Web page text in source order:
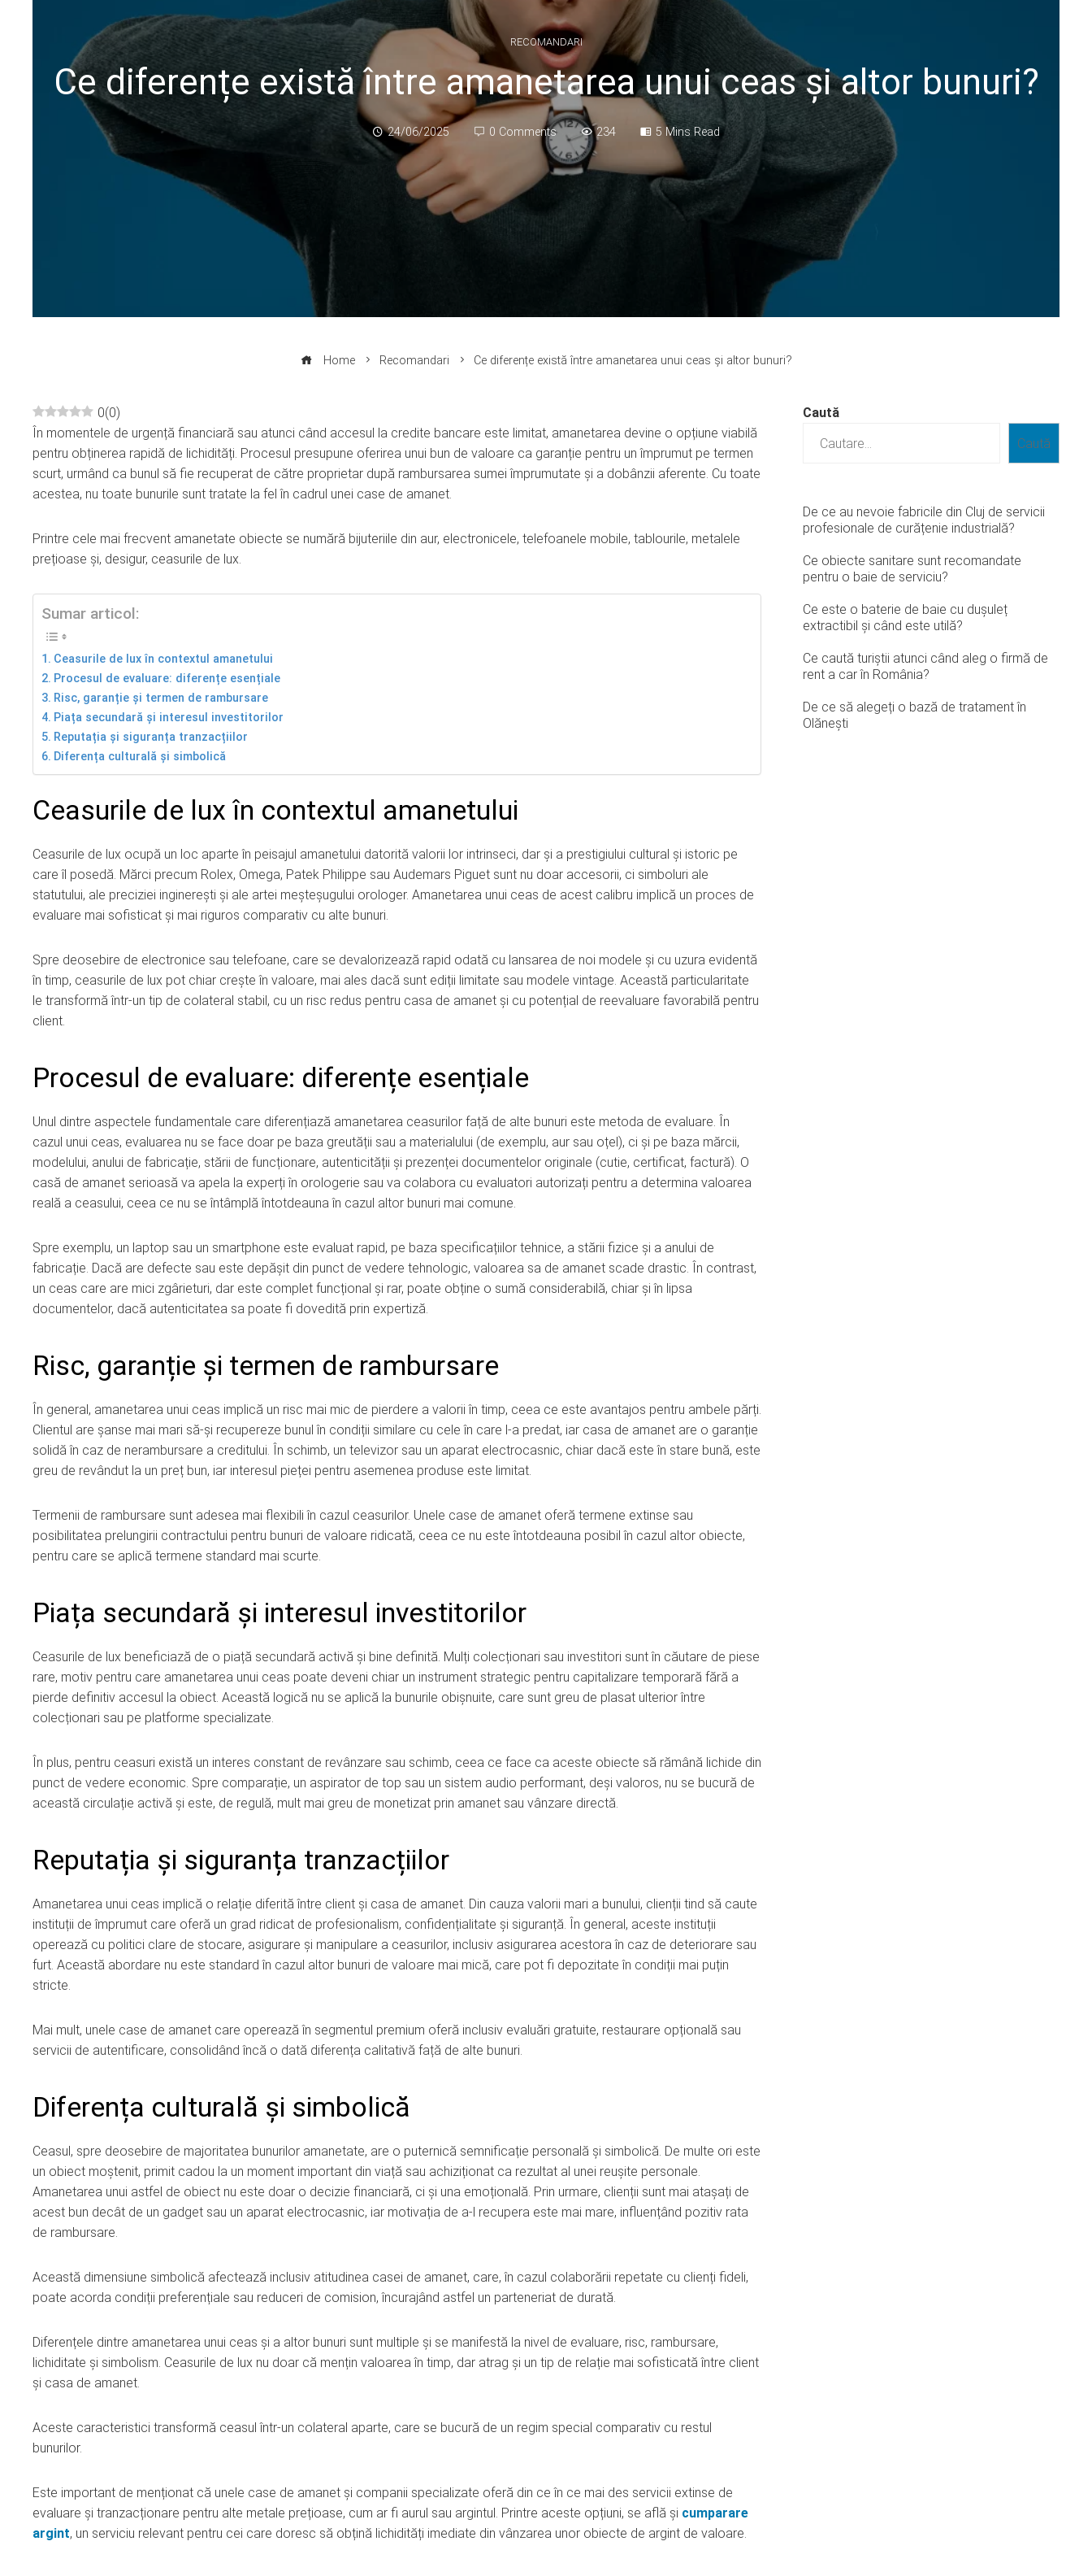
RECOMANDARI
Ce diferențe există între amanetarea unui ceas și altor bunuri?
24/06/2025 0 Comments 234 5 Mins Read
Home Recomandari Ce diferențe există între amanetarea unui ceas și altor bunuri?
0(0)
În momentele de urgență financiară sau atunci când accesul la credite bancare este limitat, amanetarea devine o opțiune viabilă
pentru obținerea rapidă de lichidități. Procesul presupune oferirea unui bun de valoare ca garanție pentru un împrumut pe termen
scurt, urmând ca bunul să fie recuperat de către proprietar după rambursarea sumei împrumutate și a dobânzii aferente. Cu toate
acestea, nu toate bunurile sunt tratate la fel în cadrul unei case de amanet.
Printre cele mai frecvent amanetate obiecte se numără bijuteriile din aur, electronicele, telefoanele mobile, tablourile, metalele
prețioase și, desigur, ceasurile de lux.
Sumar articol:
Ceasurile de lux în contextul amanetului
Procesul de evaluare: diferențe esențiale
Risc, garanție și termen de rambursare
Piața secundară și interesul investitorilor
Reputația și siguranța tranzacțiilor
Diferența culturală și simbolică
Ceasurile de lux în contextul amanetului
Ceasurile de lux ocupă un loc aparte în peisajul amanetului datorită valorii lor intrinseci, dar și a prestigiului cultural și istoric pe
care îl posedă. Mărci precum Rolex, Omega, Patek Philippe sau Audemars Piguet sunt nu doar accesorii, ci simboluri ale
statutului, ale preciziei inginerești și ale artei meșteșugului orologer. Amanetarea unui ceas de acest calibru implică un proces de
evaluare mai sofisticat și mai riguros comparativ cu alte bunuri.
Spre deosebire de electronice sau telefoane, care se devalorizează rapid odată cu lansarea de noi modele și cu uzura evidentă
în timp, ceasurile de lux pot chiar crește în valoare, mai ales dacă sunt ediții limitate sau modele vintage. Această particularitate
le transformă într-un tip de colateral stabil, cu un risc redus pentru casa de amanet și cu potențial de reevaluare favorabilă pentru
client.
Procesul de evaluare: diferențe esențiale
Unul dintre aspectele fundamentale care diferențiază amanetarea ceasurilor față de alte bunuri este metoda de evaluare. În
cazul unui ceas, evaluarea nu se face doar pe baza greutății sau a materialului (de exemplu, aur sau oțel), ci și pe baza mărcii,
modelului, anului de fabricație, stării de funcționare, autenticității și prezenței documentelor originale (cutie, certificat, factură). O
casă de amanet serioasă va apela la experți în orologerie sau va colabora cu evaluatori autorizați pentru a determina valoarea
reală a ceasului, ceea ce nu se întâmplă întotdeauna în cazul altor bunuri mai comune.
Spre exemplu, un laptop sau un smartphone este evaluat rapid, pe baza specificațiilor tehnice, a stării fizice și a anului de
fabricație. Dacă are defecte sau este depășit din punct de vedere tehnologic, valoarea sa de amanet scade drastic. În contrast,
un ceas care are mici zgârieturi, dar este complet funcțional și rar, poate obține o sumă considerabilă, chiar și în lipsa
documentelor, dacă autenticitatea sa poate fi dovedită prin expertiză.
Risc, garanție și termen de rambursare
În general, amanetarea unui ceas implică un risc mai mic de pierdere a valorii în timp, ceea ce este avantajos pentru ambele părți.
Clientul are șanse mai mari să-și recupereze bunul în condiții similare cu cele în care l-a predat, iar casa de amanet are o garanție
solidă în caz de nerambursare a creditului. În schimb, un televizor sau un aparat electrocasnic, chiar dacă este în stare bună, este
greu de revândut la un preț bun, iar interesul pieței pentru asemenea produse este limitat.
Termenii de rambursare sunt adesea mai flexibili în cazul ceasurilor. Unele case de amanet oferă termene extinse sau
posibilitatea prelungirii contractului pentru bunuri de valoare ridicată, ceea ce nu este întotdeauna posibil în cazul altor obiecte,
pentru care se aplică termene standard mai scurte.
Piața secundară și interesul investitorilor
Ceasurile de lux beneficiază de o piață secundară activă și bine definită. Mulți colecționari sau investitori sunt în căutare de piese
rare, motiv pentru care amanetarea unui ceas poate deveni chiar un instrument strategic pentru capitalizare temporară fără a
pierde definitiv accesul la obiect. Această logică nu se aplică la bunurile obișnuite, care sunt greu de plasat ulterior între
colecționari sau pe platforme specializate.
În plus, pentru ceasuri există un interes constant de revânzare sau schimb, ceea ce face ca aceste obiecte să rămână lichide din
punct de vedere economic. Spre comparație, un aspirator de top sau un sistem audio performant, deși valoros, nu se bucură de
această circulație activă și este, de regulă, mult mai greu de monetizat prin amanet sau vânzare directă.
Reputația și siguranța tranzacțiilor
Amanetarea unui ceas implică o relație diferită între client și casa de amanet. Din cauza valorii mari a bunului, clienții tind să caute
instituții de împrumut care oferă un grad ridicat de profesionalism, confidențialitate și siguranță. În general, aceste instituții
operează cu politici clare de stocare, asigurare și manipulare a ceasurilor, inclusiv asigurarea acestora în caz de deteriorare sau
furt. Această abordare nu este standard în cazul altor bunuri de valoare mai mică, care pot fi depozitate în condiții mai puțin
stricte.
Mai mult, unele case de amanet care operează în segmentul premium oferă inclusiv evaluări gratuite, restaurare opțională sau
servicii de autentificare, consolidând încă o dată diferența calitativă față de alte bunuri.
Diferența culturală și simbolică
Ceasul, spre deosebire de majoritatea bunurilor amanetate, are o puternică semnificație personală și simbolică. De multe ori este
un obiect moștenit, primit cadou la un moment important din viață sau achiziționat ca rezultat al unei reușite personale.
Amanetarea unui astfel de obiect nu este doar o decizie financiară, ci și una emoțională. Prin urmare, clienții sunt mai atașați de
acest bun decât de un gadget sau un aparat electrocasnic, iar motivația de a-l recupera este mai mare, influențând pozitiv rata
de rambursare.
Această dimensiune simbolică afectează inclusiv atitudinea casei de amanet, care, în cazul colaborării repetate cu clienți fideli,
poate acorda condiții preferențiale sau reduceri de comision, încurajând astfel un parteneriat de durată.
Diferențele dintre amanetarea unui ceas și a altor bunuri sunt multiple și se manifestă la nivel de evaluare, risc, rambursare,
lichiditate și simbolism. Ceasurile de lux nu doar că mențin valoarea în timp, dar atrag și un tip de relație mai sofisticată între client
și casa de amanet.
Aceste caracteristici transformă ceasul într-un colateral aparte, care se bucură de un regim special comparativ cu restul
bunurilor.
Este important de menționat că unele case de amanet și companii specializate oferă din ce în ce mai des servicii extinse de
evaluare și tranzacționare pentru alte metale prețioase, cum ar fi aurul sau argintul. Printre aceste opțiuni, se află și cumparare
argint, un serviciu relevant pentru cei care doresc să obțină lichidități imediate din vânzarea unor obiecte de argint de valoare.
Caută
Caută
De ce au nevoie fabricile din Cluj de servicii
profesionale de curățenie industrială?
Ce obiecte sanitare sunt recomandate
pentru o baie de serviciu?
Ce este o baterie de baie cu dușuleț
extractibil și când este utilă?
Ce caută turiștii atunci când aleg o firmă de
rent a car în România?
De ce să alegeți o bază de tratament în
Olănești